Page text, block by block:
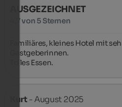
AUSGEZEICHNET
4,7 von 5 Sternen
Familiäres, kleines Hotel mit
Gastgeberinnen.
Tolles Essen.
Kurt- August 2025